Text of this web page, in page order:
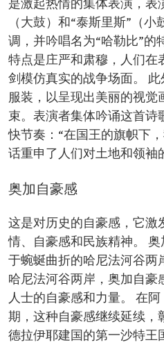
是激起热情的集体表演，表
（大鼓）和“泰斯里斯”（
调，并吟唱名为“哈勒比”的
特点是庄严和肃穆，人们在
剑模仿真实的战争场面。
服装，以呈现出美丽的视觉
束。表演者集体吟诵这首诗
快节奏：“在国王的旗帜下
话重申了人们对土地和领袖
奥加自豪感
这是对历史的自豪感，它激
情、自豪感和民族精神。
于蜿蜒曲折的哈尼法河谷两
哈尼法河谷两岸，奥加自豪
人士的自豪感和力量。 在
期，这种自豪感继续延续，
德拉伊耶建国的第一沙特王